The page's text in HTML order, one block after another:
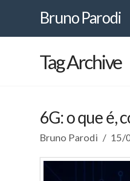
Bruno
Parodi
Bruno Parodi
Tag Archive
6G: o que é,
Bruno Parodi 15/